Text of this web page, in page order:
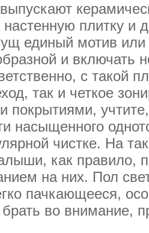
плитку и
единый мотив
и включать
с такой
так и четкое
насыщенного
чистке. На
как правило,
на них. Пол
пачкающееся,
во внимание,